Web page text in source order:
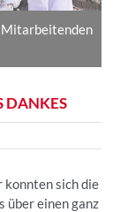
Mitarbeitenden
konnten sich die
über einen ganz